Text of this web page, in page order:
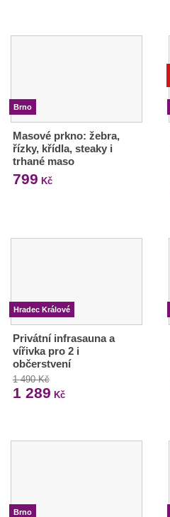
Brno
Masové prkno: žebra,
řízky, křídla, steaky i
trhané maso
799 Kč
Hradec Králové
Privátní infrasauna a
vířivka pro 2 i
občerstvení
1 490 Kč
1 289 Kč
Brno